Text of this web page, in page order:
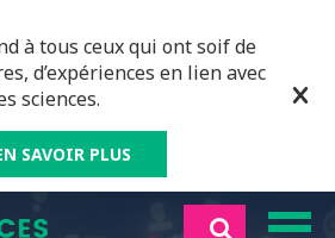
à tous ceux qui ont soif de
d’expériences en lien avec
sciences.
SAVOIR PLUS